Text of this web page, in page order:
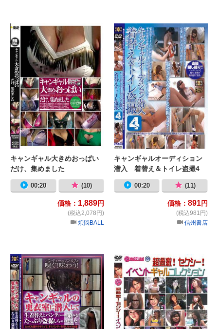
キャンギャル大きめおっぱいだけ、
キャンギャル大きめおっぱい
だけ、集めました
00:20 (10)
価格： 1,889円
(税込2,078円)
煩悩BALL
キ
キャンギャルオーディション
潜入 着替え＆トイレ盗撮4
00:20 (11)
価格： 891円
(税込981円)
信州書店
キャンギャルの更衣室に潜入して